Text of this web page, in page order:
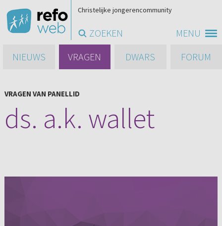
MENU
Christelijke jongerencommunity
ZOEKEN
NIEUWS
VRAGEN DWARS FORUM
VRAGEN VAN PANELLID
ds. a.k. wallet